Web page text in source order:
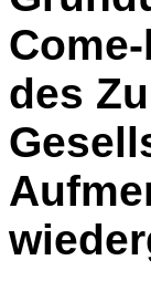
des